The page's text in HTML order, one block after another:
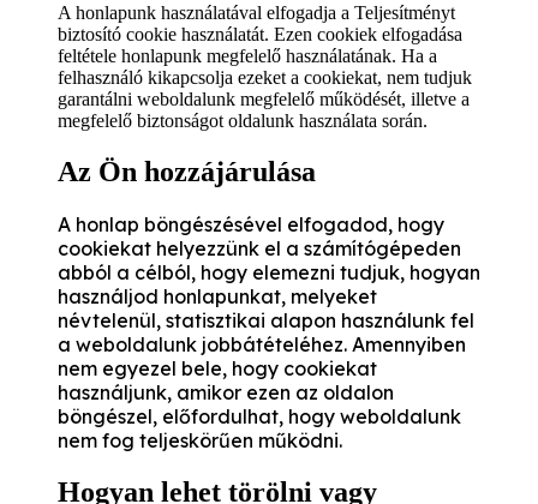
A honlapunk használatával elfogadja a Teljesítményt
biztosító cookie használatát. Ezen cookiek elfogadása
feltétele honlapunk megfelelő használatának. Ha a
felhasználó kikapcsolja ezeket a cookiekat, nem tudjuk
garantálni weboldalunk megfelelő működését, illetve a
megfelelő biztonságot oldalunk használata során.
Az Ön hozzájárulása
A honlap böngészésével elfogadod, hogy
cookiekat helyezzünk el a számítógépeden
abból a célból, hogy elemezni tudjuk, hogyan
használjod honlapunkat, melyeket
névtelenül, statisztikai alapon használunk fel
a weboldalunk jobbátételéhez. Amennyiben
nem egyezel bele, hogy cookiekat
használjunk, amikor ezen az oldalon
böngészel, előfordulhat, hogy weboldalunk
nem fog teljeskörűen működni.
Hogyan lehet törölni vagy